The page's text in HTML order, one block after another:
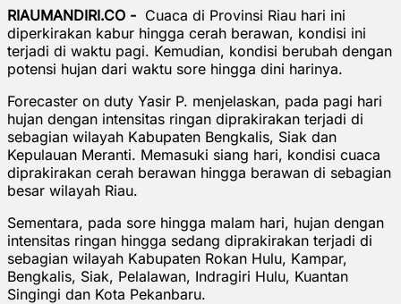
RIAUMANDIRI.CO - Cuaca di Provinsi Riau hari ini
diperkirakan kabur hingga cerah berawan, kondisi ini
terjadi di waktu pagi. Kemudian, kondisi berubah dengan
potensi hujan dari waktu sore hingga dini harinya.
Forecaster on duty Yasir P. menjelaskan, pada pagi hari
hujan dengan intensitas ringan diprakirakan terjadi di
sebagian wilayah Kabupaten Bengkalis, Siak dan
Kepulauan Meranti. Memasuki siang hari, kondisi cuaca
diprakirakan cerah berawan hingga berawan di sebagian
besar wilayah Riau.
Sementara, pada sore hingga malam hari, hujan dengan
intensitas ringan hingga sedang diprakirakan terjadi di
sebagian wilayah Kabupaten Rokan Hulu, Kampar,
Bengkalis, Siak, Pelalawan, Indragiri Hulu, Kuantan
Singingi dan Kota Pekanbaru.